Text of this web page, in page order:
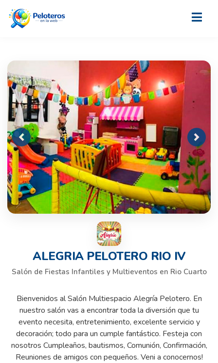
Previous Next
ALEGRIA PELOTERO RIO IV
Salón de Fiestas Infantiles y Multieventos en Rio Cuarto
Bienvenidos al Salón Multiespacio Alegría Pelotero. En
nuestro salón vas a encontrar toda la diversión que tu
evento necesita, entretenimiento, excelente servicio y
decoración; todo para un cumple fantástico. Festeja con
nosotros Cumpleaños, bautismos, Comunión, Confirmación,
Reuniones de amigos con pequeños. Veni a conocernos!